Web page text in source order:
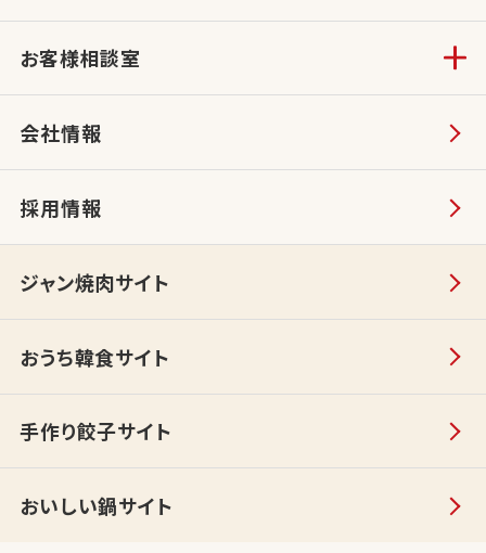
お客様相談室
会社情報
採用情報
ジャン焼肉サイト
おうち韓食サイト
手作り餃子サイト
おいしい鍋サイト